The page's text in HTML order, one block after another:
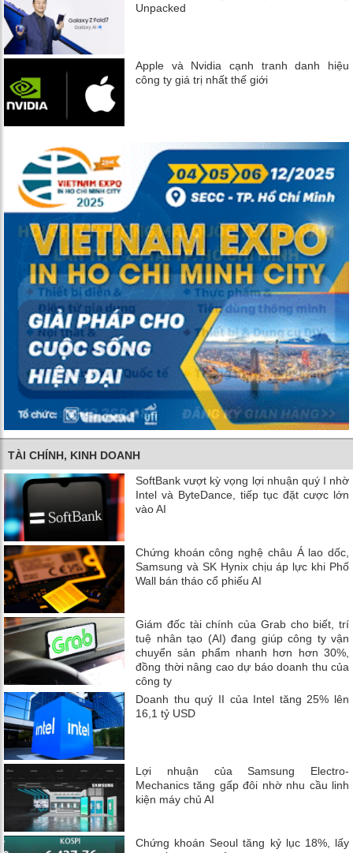
Unpacked
Apple và Nvidia cạnh tranh danh hiệu
công ty giá trị nhất thế giới
TÀI CHÍNH, KINH DOANH
SoftBank vượt kỳ vọng lợi nhuận quý I nhờ
Intel và ByteDance, tiếp tục đặt cược lớn
vào AI
Chứng khoán công nghệ châu Á lao dốc,
Samsung và SK Hynix chịu áp lực khi Phố
Wall bán tháo cổ phiếu AI
Giám đốc tài chính của Grab cho biết, trí
tuệ nhân tạo (AI) đang giúp công ty vận
chuyển sản phẩm nhanh hơn hơn 30%,
đồng thời nâng cao dự báo doanh thu của
công ty
Doanh thu quý II của Intel tăng 25% lên
16,1 tỷ USD
Lợi nhuận của Samsung Electro-
Mechanics tăng gấp đôi nhờ nhu cầu linh
kiện máy chủ AI
Chứng khoán Seoul tăng kỷ lục 18%, lấy